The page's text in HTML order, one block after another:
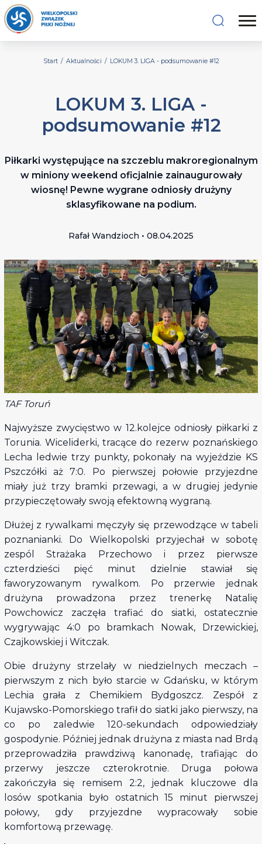
Start / Aktualności / LOKUM 3. LIGA - podsumowanie #12
LOKUM 3. LIGA -
podsumowanie #12
Piłkarki występujące na szczeblu makroregionalnym
w miniony weekend oficjalnie zainaugurowały
wiosnę! Pewne wygrane odniosły drużyny
sklasyfikowane na podium.
Rafał Wandzioch • 08.04.2025
TAF Toruń
Najwyższe zwycięstwo w 12.kolejce odniosły piłkarki z
Torunia. Wiceliderki, tracące do rezerw poznańskiego
Lecha ledwie trzy punkty, pokonały na wyjeździe KS
Pszczółki aż 7:0. Po pierwszej połowie przyjezdne
miały już trzy bramki przewagi, a w drugiej jedynie
przypieczętowały swoją efektowną wygraną.
Dłużej z rywalkami męczyły się przewodzące w tabeli
poznanianki. Do Wielkopolski przyjechał w sobotę
zespól Strażaka Przechowo i przez pierwsze
czterdzieści pięć minut dzielnie stawiał się
faworyzowanym rywalkom. Po przerwie jednak
drużyna prowadzona przez trenerkę Natalię
Powchowicz zaczęła trafiać do siatki, ostatecznie
wygrywając 4:0 po bramkach Nowak, Drzewickiej,
Czajkowskiej i Witczak.
Obie drużyny strzelały w niedzielnych meczach –
pierwszym z nich było starcie w Gdańsku, w którym
Lechia grała z Chemikiem Bydgoszcz. Zespół z
Kujawsko-Pomorskiego trafił do siatki jako pierwszy, na
co po zaledwie 120-sekundach odpowiedziały
gospodynie. Później jednak drużyna z miasta nad Brdą
przeprowadziła prawdziwą kanonadę, trafiając do
przerwy jeszcze czterokrotnie. Druga połowa
zakończyła się remisem 2:2, jednak kluczowe dla
losów spotkania było ostatnich 15 minut pierwszej
połowy, gdy przyjezdne wypracowały sobie
komfortową przewagę.